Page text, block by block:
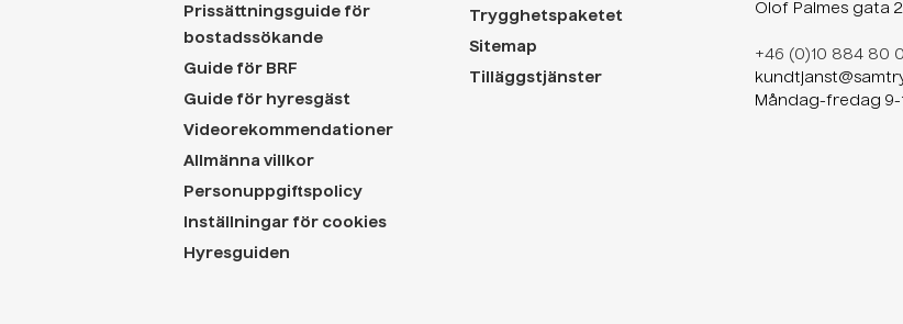
Prissättningsguide för
bostadssökande
Guide för BRF
Guide för hyresgäst
Videorekommendationer
Allmänna villkor
Personuppgiftspolicy
Inställningar för cookies
Hyresguiden
Trygghetspaketet
Sitemap
Tilläggstjänster
Olof Palmes gata
+46 (0)10 884 80
Måndag-fredag 9-